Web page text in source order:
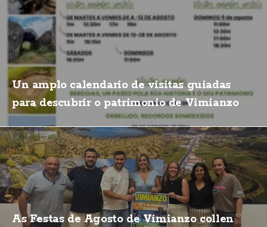
Un amplo calendario de visitas guiadas
para descubrir o patrimonio de Vimianzo
As Festas de Agosto de Vimianzo collen